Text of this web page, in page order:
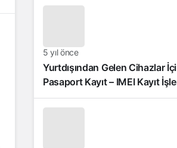
5 yıl önce
Yurtdışından Gelen Cihazlar
Pasaport Kayıt – IMEI Kayıt
Sıkça Sorulan Sorular